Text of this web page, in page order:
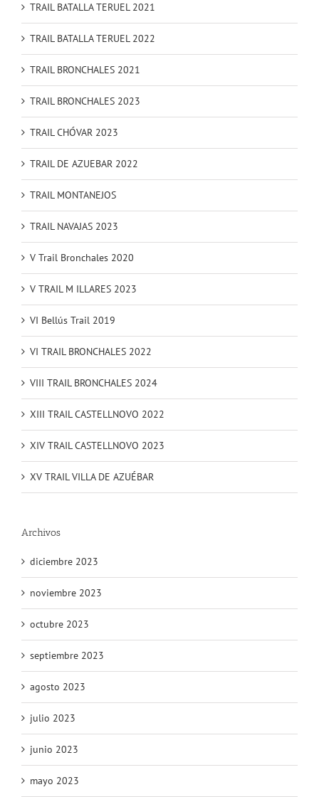
TRAIL BATALLA TERUEL 2021
TRAIL BATALLA TERUEL 2022
TRAIL BRONCHALES 2021
TRAIL BRONCHALES 2023
TRAIL CHÓVAR 2023
TRAIL DE AZUEBAR 2022
TRAIL MONTANEJOS
TRAIL NAVAJAS 2023
V Trail Bronchales 2020
V TRAIL M ILLARES 2023
VI Bellús Trail 2019
VI TRAIL BRONCHALES 2022
VIII TRAIL BRONCHALES 2024
XIII TRAIL CASTELLNOVO 2022
XIV TRAIL CASTELLNOVO 2023
XV TRAIL VILLA DE AZUÉBAR
Archivos
diciembre 2023
noviembre 2023
octubre 2023
septiembre 2023
agosto 2023
julio 2023
junio 2023
mayo 2023